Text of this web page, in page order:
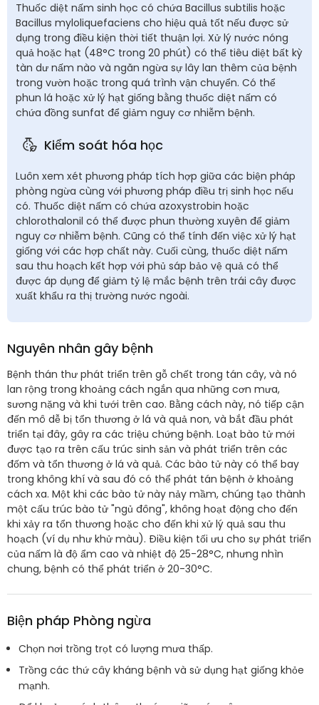
Thuốc diệt nấm sinh học có chứa Bacillus subtilis hoặc
Bacillus myloliquefaciens cho hiệu quả tốt nếu được sử
dụng trong điều kiện thời tiết thuận lợi. Xử lý nước nóng
quả hoặc hạt (48°C trong 20 phút) có thể tiêu diệt bất kỳ
tàn dư nấm nào và ngăn ngừa sự lây lan thêm của bệnh
trong vườn hoặc trong quá trình vận chuyển. Có thể
phun lá hoặc xử lý hạt giống bằng thuốc diệt nấm có
chứa đồng sunfat để giảm nguy cơ nhiễm bệnh.
Kiểm soát hóa học
Luôn xem xét phương pháp tích hợp giữa các biện pháp
phòng ngừa cùng với phương pháp điều trị sinh học nếu
có. Thuốc diệt nấm có chứa azoxystrobin hoặc
chlorothalonil có thể được phun thường xuyên để giảm
nguy cơ nhiễm bệnh. Cũng có thể tính đến việc xử lý hạt
giống với các hợp chất này. Cuối cùng, thuốc diệt nấm
sau thu hoạch kết hợp với phủ sáp bảo vệ quả có thể
được áp dụng để giảm tỷ lệ mắc bệnh trên trái cây được
xuất khẩu ra thị trường nước ngoài.
Nguyên nhân gây bệnh
Bệnh thán thư phát triển trên gỗ chết trong tán cây, và nó
lan rộng trong khoảng cách ngắn qua những cơn mưa,
sương nặng và khi tưới trên cao. Bằng cách này, nó tiếp cận
đến mô dễ bị tổn thương ở lá và quả non, và bắt đầu phát
triển tại đây, gây ra các triệu chứng bệnh. Loạt bào tử mới
được tạo ra trên cấu trúc sinh sản và phát triển trên các
đốm và tổn thương ở lá và quả. Các bào tử này có thể bay
trong không khí và sau đó có thể phát tán bệnh ở khoảng
cách xa. Một khi các bào tử này nảy mầm, chúng tạo thành
một cấu trúc bào tử "ngủ đông", không hoạt động cho đến
khi xảy ra tổn thương hoặc cho đến khi xử lý quả sau thu
hoạch (ví dụ như khử màu). Điều kiện tối ưu cho sự phát triển
của nấm là độ ẩm cao và nhiệt độ 25-28°C, nhưng nhìn
chung, bệnh có thể phát triển ở 20-30°C.
Biện pháp Phòng ngừa
Chọn nơi trồng trọt có lượng mưa thấp.
Trồng các thứ cây kháng bệnh và sử dụng hạt giống khỏe
mạnh.